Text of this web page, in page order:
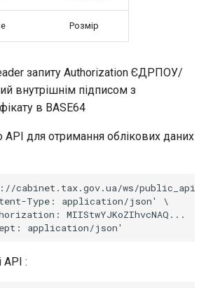
Розмір
запиту Authorization ЄДРПОУ/
внутрішнім підписом з
в BASE64
API для отримання облікових даних
cabinet.tax.gov.ua/ws/
Type: application/json' \
MIIStwYJKoZIhvcNAQ...
API :